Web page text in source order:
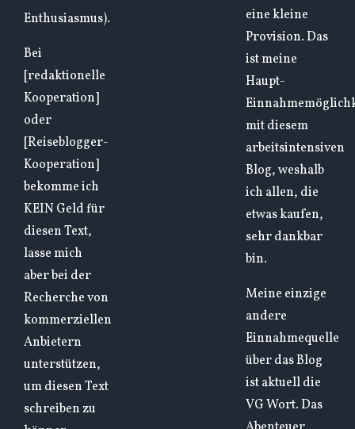
Enthusiasmus).
Bei
[redaktionelle
Kooperation]
oder
[Reiseblogger-
Kooperation]
bekomme ich
KEIN Geld für
diesen Text,
lasse mich
aber bei der
Recherche von
kommerziellen
Anbietern
unterstützen,
um diesen Text
schreiben zu
eine kleine
Provision. Das
ist meine
Haupt-
mit diesem
arbeitsintensiven
Blog, weshalb
ich allen, die
etwas kaufen,
sehr dankbar
bin.
Meine einzige
andere
Einnahmequelle
über das Blog
ist aktuell die
VG Wort. Das